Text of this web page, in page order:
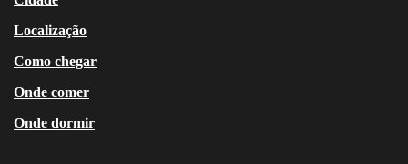
Localização
Como chegar
Onde comer
Onde dormir